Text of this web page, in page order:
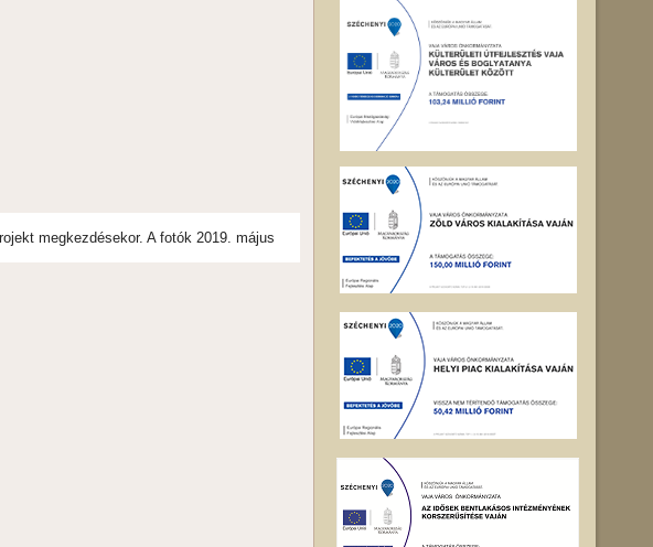
megkezdésekor. A fotók 2019. május